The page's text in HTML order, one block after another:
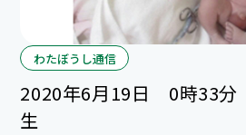
わたぼうし通信
2020年6月19日 0時33
生